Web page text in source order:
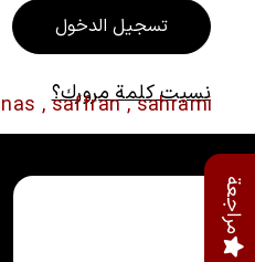
تسجيل الدخول
نسيت كلمة مرورك؟
مراجعة